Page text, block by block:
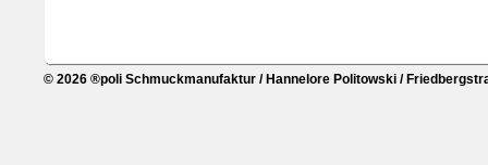
© 2026 ®poli Schmuckmanufaktur / Hannelore Politowski /